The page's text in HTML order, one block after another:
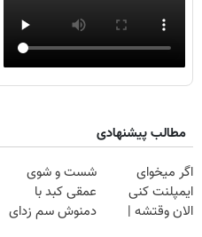
مطالب پیشنهادی
اگر میخوای
ایمپلنت کنی
الان وقتشه |
شست و شوی
عمقی کبد با
دمنوش سم زدای